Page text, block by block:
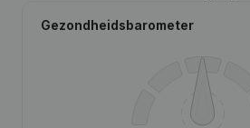
Gezondheidsbarometer